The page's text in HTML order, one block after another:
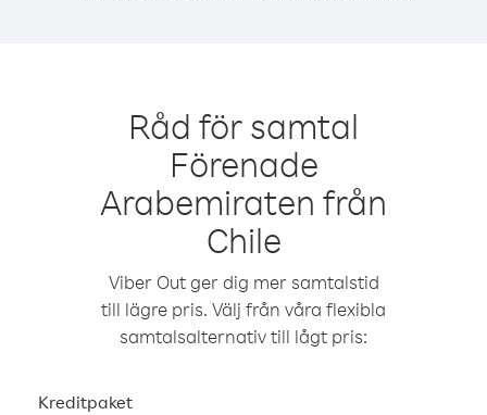
Råd för samtal
Förenade
Arabemiraten från
Chile
Viber Out ger dig mer samtalstid
till lägre pris. Välj från våra flexibla
samtalsalternativ till lågt pris:
Kreditpaket